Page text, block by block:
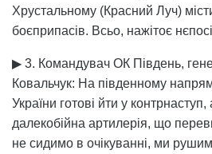
Хрустальному (Красний Луч)
боєприпасів. Всьо, нажітоє
▶ 3. Командувач ОК Південь,
Ковальчук: На південному
України готові йти у контрнаступ,
далекобійна артилерія, що
не сидимо в очікуванні, ми